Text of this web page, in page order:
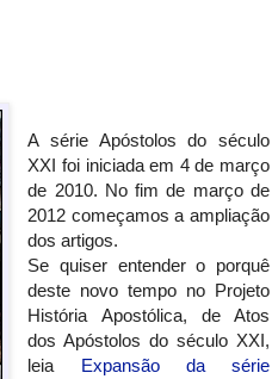
A série Apóstolos do século
XXI foi iniciada em 4 de março
de 2010. No fim de março de
2012 começamos a ampliação
dos artigos.
Se quiser entender o porquê
deste novo tempo no Projeto
História Apostólica, de Atos
dos Apóstolos do século XXI,
leia Expansão da série